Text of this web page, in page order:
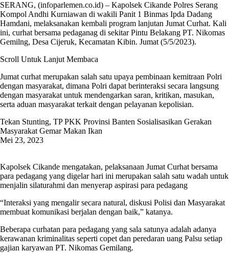
SERANG, (infoparlemen.co.id) – Kapolsek Cikande Polres Serang
Kompol Andhi Kurniawan di wakili Panit 1 Binmas Ipda Dadang
Hamdani, melaksanakan kembali program lanjutan Jumat Curhat. Kali
ini, curhat bersama pedaganag di sekitar Pintu Belakang PT. Nikomas
Gemilng, Desa Cijeruk, Kecamatan Kibin. Jumat (5/5/2023).
Scroll Untuk Lanjut Membaca
Jumat curhat merupakan salah satu upaya pembinaan kemitraan Polri
dengan masyarakat, dimana Polri dapat berinteraksi secara langsung
dengan masyarakat untuk mendengarkan saran, kritikan, masukan,
serta aduan masyarakat terkait dengan pelayanan kepolisian.
Tekan Stunting, TP PKK Provinsi Banten Sosialisasikan Gerakan
Masyarakat Gemar Makan Ikan
Mei 23, 2023
Kapolsek Cikande mengatakan, pelaksanaan Jumat Curhat bersama
para pedagang yang digelar hari ini merupakan salah satu wadah untuk
menjalin silaturahmi dan menyerap aspirasi para pedagang
“Interaksi yang mengalir secara natural, diskusi Polisi dan Masyarakat
membuat komunikasi berjalan dengan baik,” katanya.
Beberapa curhatan para pedagang yang sala satunya adalah adanya
kerawanan kriminalitas seperti copet dan peredaran uang Palsu setiap
gajian karyawan PT. Nikomas Gemilang.